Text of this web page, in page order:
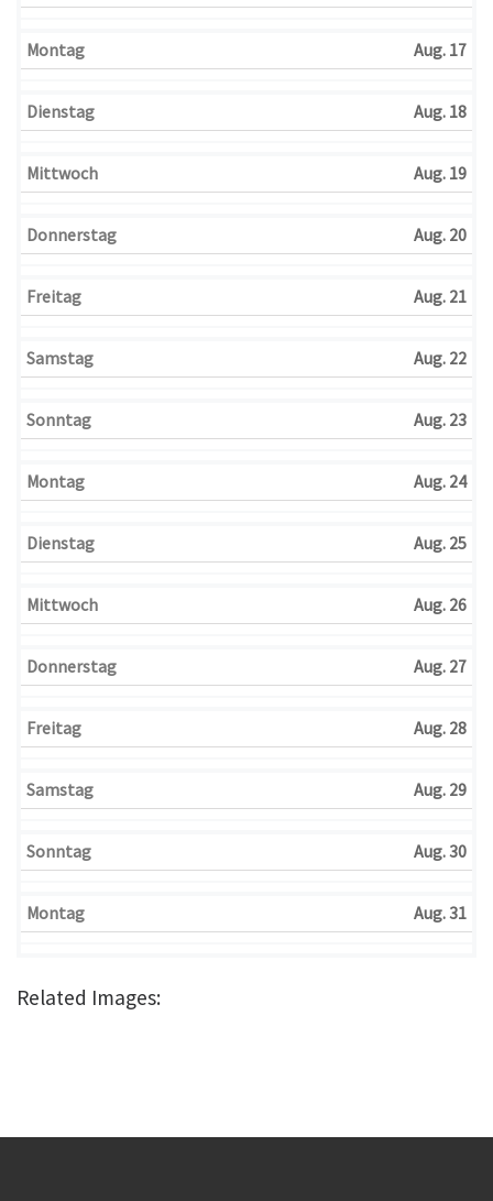
Montag Aug. 17
Dienstag Aug. 18
Mittwoch Aug. 19
Donnerstag Aug. 20
Freitag Aug. 21
Samstag Aug. 22
Sonntag Aug. 23
Montag Aug. 24
Dienstag Aug. 25
Mittwoch Aug. 26
Donnerstag Aug. 27
Freitag Aug. 28
Samstag Aug. 29
Sonntag Aug. 30
Montag Aug. 31
Related Images: